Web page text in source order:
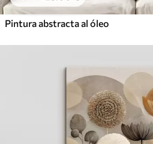
Pintura abstracta al óleo